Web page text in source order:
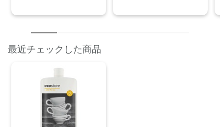
最近チェックした商品